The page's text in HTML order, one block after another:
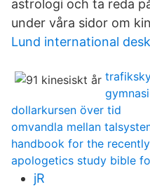
astrologi och ta reda
under våra sidor om
Lund international desk
dollarkursen över tid
omvandla mellan
handbook for the
apologetics study bible
jR